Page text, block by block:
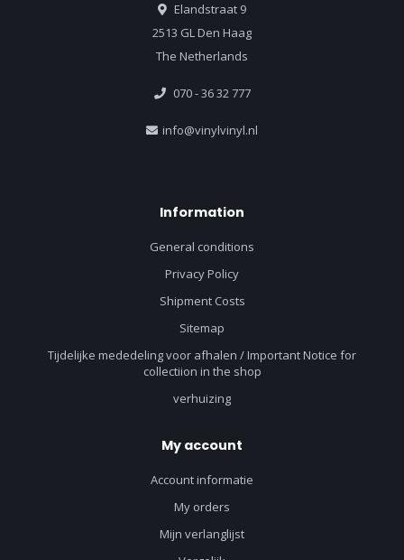
Elandstraat 9
2513 GL Den Haag
The Netherlands
070 - 36 32 777
info@vinylvinyl.nl
Information
General conditions
Privacy Policy
Shipment Costs
Sitemap
Tijdelijke mededeling voor afhalen / Important Notice for
collectiion in the shop
verhuizing
My account
Account informatie
My orders
Mijn verlanglijst